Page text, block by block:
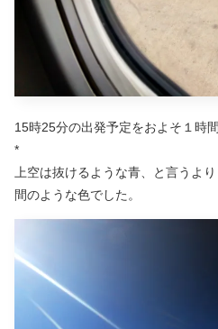
15時25分の出発予定をおよそ１時
*
上空は抜けるような青、と言うよ
間のような色でした。